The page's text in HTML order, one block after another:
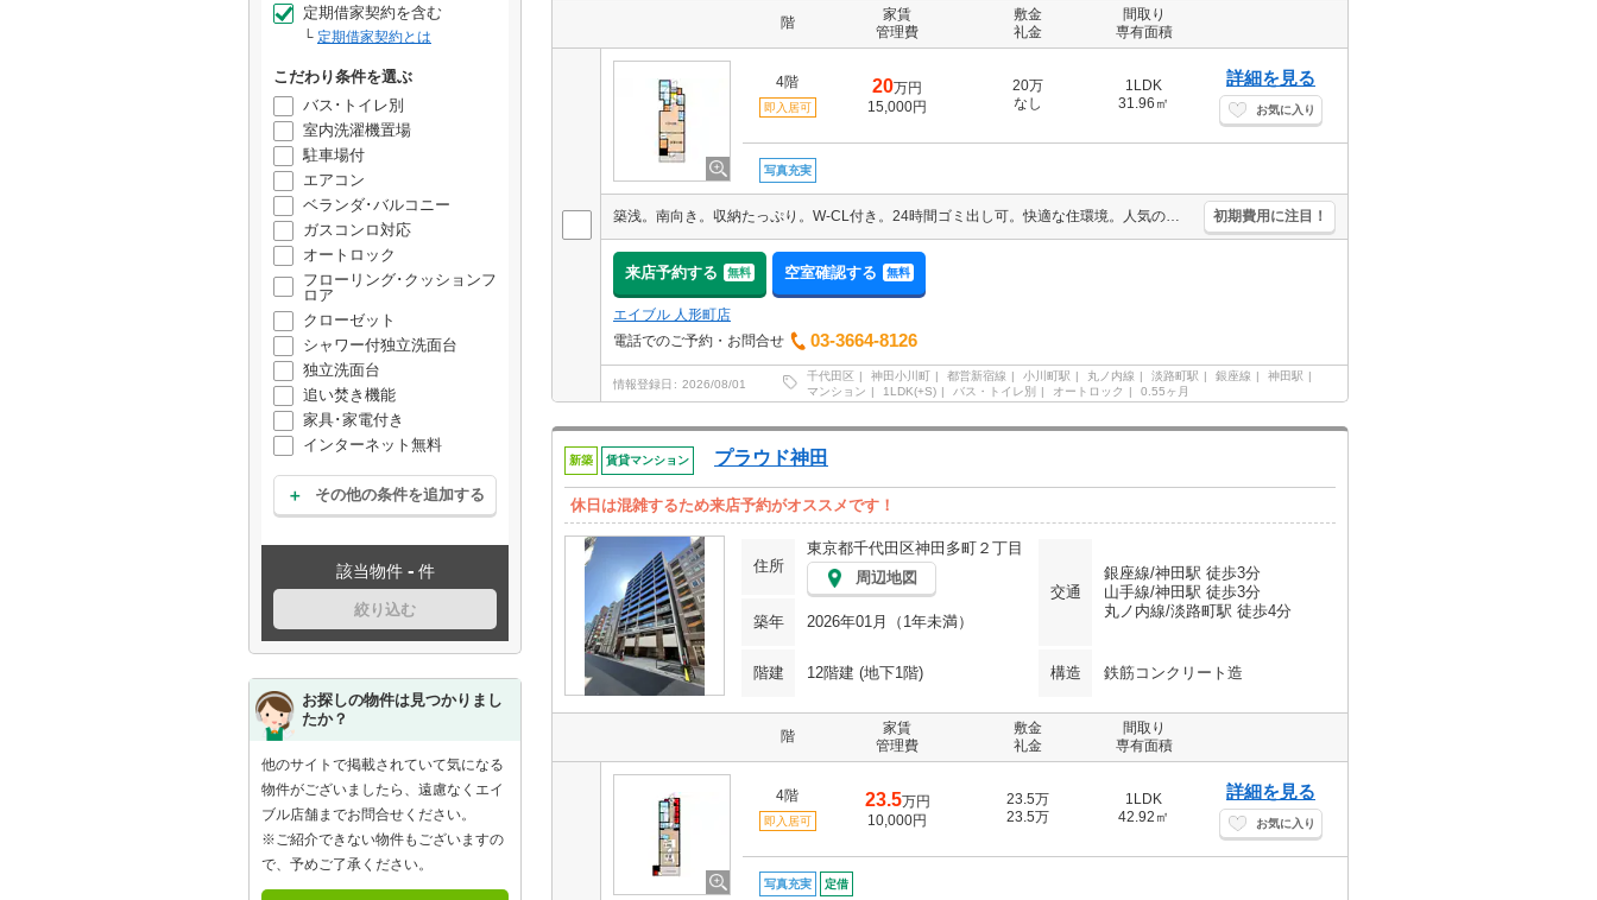
定期借家契約を含む
定期借家契約とは
こだわり条件を選ぶ
バス･トイレ別
室内洗濯機置場
駐車場付
エアコン
ベランダ･バルコニー
ガスコンロ対応
オートロック
フローリング･クッションフ
ロア
クローゼット
シャワー付独立洗面台
独立洗面台
追い焚き機能
家具･家電付き
インターネット無料
その他の条件を追加する
該当物件 - 件
絞り込む
お探しの物件は見つかりまし
たか？
他のサイトで掲載されていて気になる
物件がございましたら、遠慮なくエイ
ブル店舗までお問合せください。
※ご紹介できない物件もございますの
で、予めご了承ください。
階
家賃
管理費
敷金
礼金
間取り
専有面積
4階
即入居可
20万円
15,000円
20万
なし
1LDK
31.96㎡
詳細を見る
お気に入り
写真充実
築浅。南向き。収納たっぷり。W-CL付き。24時間ゴミ出し可。快適な住環境。人気の神田駅。一押し物件。 初期費用に注目！
来店予約する 無料 空室確認する 無料
エイブル 人形町店
電話でのご予約・お問合せ
03-3664-8126
情報登録日 2026/08/01
千代田区 神田小川町 都営新宿線 小川町駅 丸ノ内線 淡路町駅 銀座線
神田駅
マンション
1LDK(+S) バス・トイレ別 オートロック 0.55ヶ月
新築 賃貸マンション プラウド神田
休日は混雑するため来店予約がオススメです！
住所
東京都千代田区神田多町２丁目
周辺地図
交通
銀座線/神田駅 徒歩3分
山手線/神田駅 徒歩3分
丸ノ内線/淡路町駅 徒歩4分
築年 2026年01月（1年未満）
階建 12階建 (地下1階) 構造 鉄筋コンクリート造
階
家賃
管理費
敷金
礼金
間取り
専有面積
4階
即入居可
23.5万円
10,000円
23.5万
23.5万
1LDK
42.92㎡
詳細を見る
お気に入り
写真充実 定借